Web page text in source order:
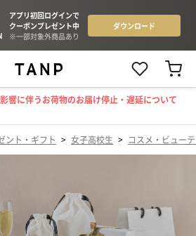
響に伴うお荷物のお届け停止・遅延について
ント・ギフト > 女子高校生 > コスメ・ビュー